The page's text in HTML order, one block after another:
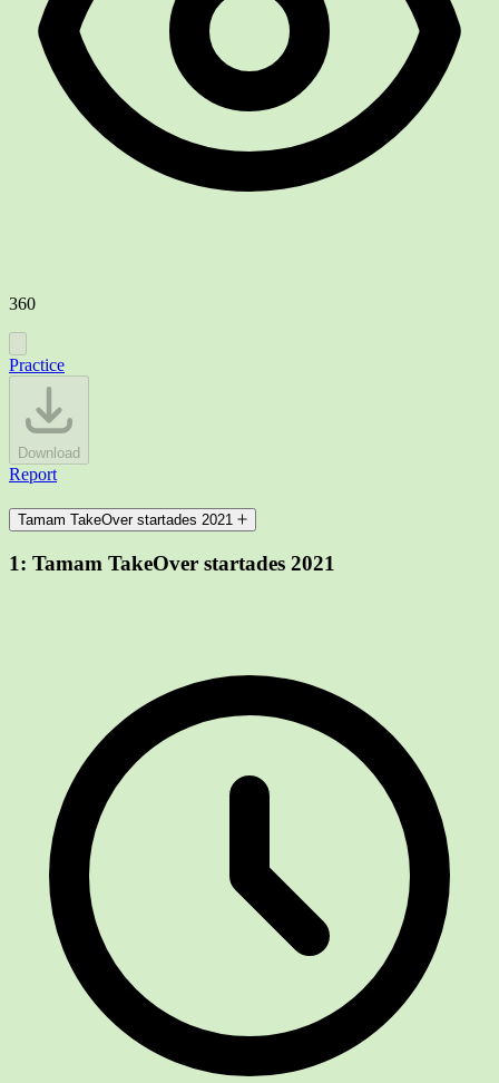
360
Practice
Download
Report
Tamam TakeOver startades 2021
1: Tamam TakeOver startades 2021